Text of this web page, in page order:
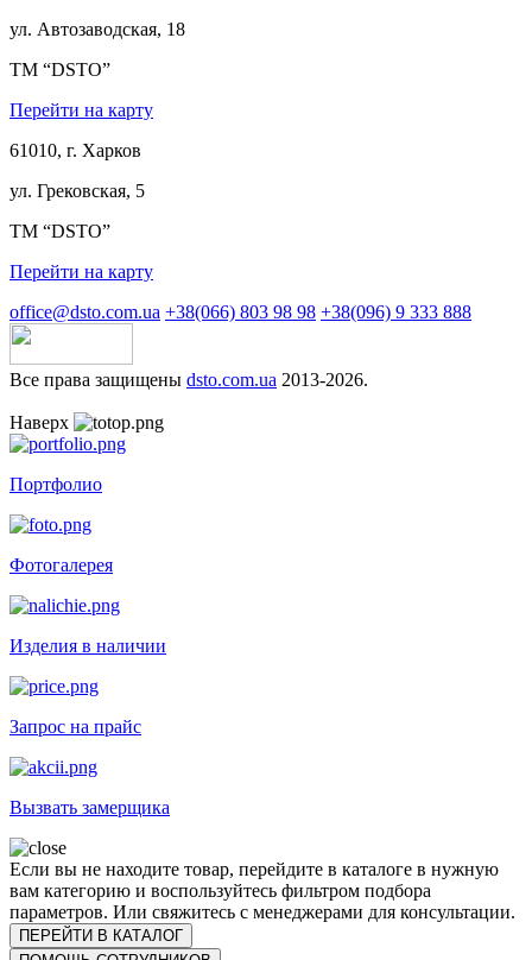
ул. Автозаводская, 18
ТМ “DSTO”
Перейти на карту
61010, г. Харков
ул. Грековская, 5
ТМ “DSTO”
Перейти на карту
office@dsto.com.ua +38(066) 803 98 98 +38(096) 9 333 888
Все права защищены dsto.com.ua 2013-2026.
Наверх
Портфолио
Фотогалерея
Изделия в наличии
Запрос на прайс
Вызвать замерщика
Если вы не находите товар, перейдите в каталоге в нужную
вам категорию и воспользуйтесь фильтром подбора
параметров. Или свяжитесь с менеджерами для консультации.
ПЕРЕЙТИ В КАТАЛОГ